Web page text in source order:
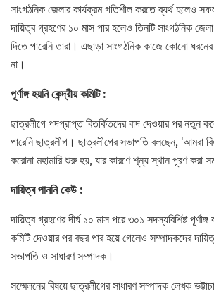
সাংগঠনিক জেলার কার্যক্রম গতিশীল করতে ব্যর্থ হলেও
দায়িত্ব গ্রহণের ১০ মাস পার হলেও তিনটি সাংগঠনিক
দিতে পারেনি তারা। এছাড়া সাংগঠনিক কাজে কোনো
না।
পূর্ণাঙ্গ হয়নি কেন্দ্রীয় কমিটি :
ছাত্রলীগে পদপ্রাপ্ত বিতর্কিতদের বাদ দেওয়ার পর নতুন
পারেনি ছাত্রলীগ। ছাত্রলীগের সভাপতি বলছেন, ‘আমরা
করোনা মহামারি শুরু হয়, যার কারণে শূন্য স্থান পূরণ করা
দায়িত্ব পাননি কেউ :
দায়িত্ব গ্রহণের দীর্ঘ ১০ মাস পরে ৩০১ সদস্যবিশিষ্ট
কমিটি দেওয়ার পর বছর পার হয়ে গেলেও সম্পাদকদের
সভাপতি ও সাধারণ সম্পাদক।
সম্মেলনের বিষয়ে ছাত্রলীগের সাধারণ সম্পাদক লেখক